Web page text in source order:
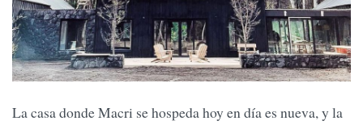
La casa donde Macri se hospeda hoy en día es nueva, y la